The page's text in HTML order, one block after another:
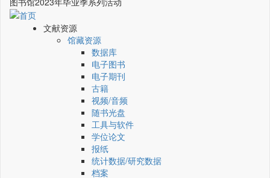
文献资源
馆藏资源
数据库
电子图书
电子期刊
古籍
视频/音频
随书光盘
工具与软件
学位论文
报纸
统计数据/研究数据
档案